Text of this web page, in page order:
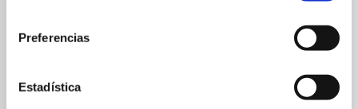
Preferencias
Estadística